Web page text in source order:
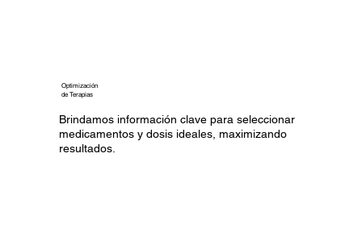
Optimización
de Terapias
Brindamos información clave para seleccionar
medicamentos y dosis ideales, maximizando
resultados.